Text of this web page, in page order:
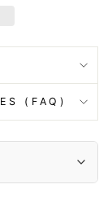
(FAQ)